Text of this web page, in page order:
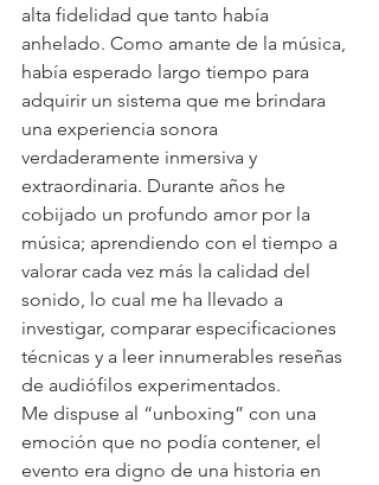
alta fidelidad que tanto había
anhelado. Como amante de la música,
había esperado largo tiempo para
adquirir un sistema que me brindara
una experiencia sonora
verdaderamente inmersiva y
extraordinaria. Durante años he
cobijado un profundo amor por la
música; aprendiendo con el tiempo a
valorar cada vez más la calidad del
sonido, lo cual me ha llevado a
investigar, comparar especificaciones
técnicas y a leer innumerables reseñas
de audiófilos experimentados.
Me dispuse al “unboxing” con una
emoción que no podía contener, el
evento era digno de una historia en